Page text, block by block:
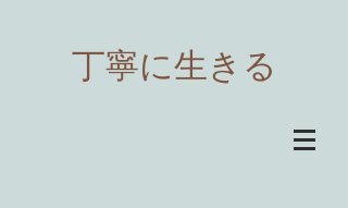
​丁寧に生きる